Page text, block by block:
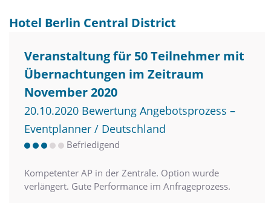
Hotel Berlin Central District
Veranstaltung für 50 Teilnehmer mit
Übernachtungen im Zeitraum
November 2020
20.10.2020 Bewertung Angebotsprozess –
Eventplanner / Deutschland
Befriedigend
Kompetenter AP in der Zentrale. Option wurde
verlängert. Gute Performance im Anfrageprozess.